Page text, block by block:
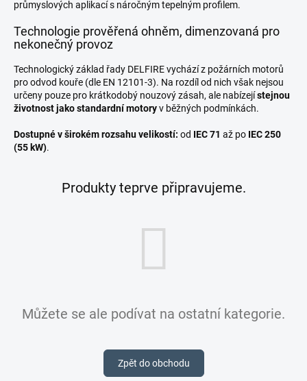
průmyslových aplikací s náročným tepelným profilem.
Technologie prověřená ohněm, dimenzovaná pro
nekonečný provoz
Technologický základ řady DELFIRE vychází z požárních motorů
pro odvod kouře (dle EN 12101-3). Na rozdíl od nich však nejsou
určeny pouze pro krátkodobý nouzový zásah, ale nabízejístejnou
životnost jako standardní motoryv běžných podmínkách.
Dostupné v širokém rozsahu velikostí: od IEC 71 až po IEC 250
(55 kW).
Produkty teprve připravujeme.
Můžete se ale podívat na ostatní kategorie.
Zpět do obchodu